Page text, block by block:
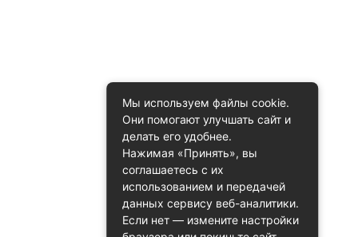
Мы используем файлы cookie.
Они помогают улучшать сайт и
делать его удобнее.
Нажимая «Принять», вы
соглашаетесь с их
использованием и передачей
данных сервису веб-аналитики.
Если нет — измените настройки